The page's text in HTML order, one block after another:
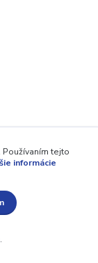
tejto
informácie
.